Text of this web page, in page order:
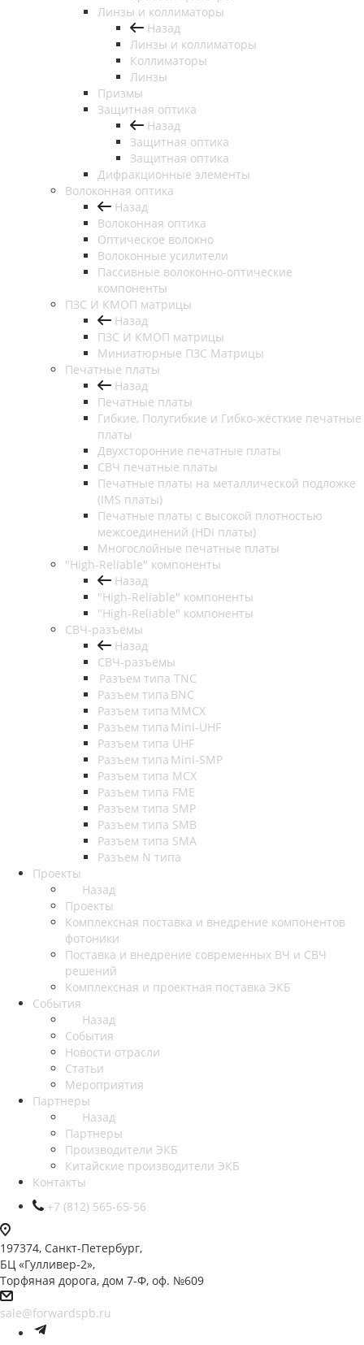
Линзы и коллиматоры
Назад
Линзы и коллиматоры
Коллиматоры
Линзы
Призмы
Защитная оптика
Назад
Защитная оптика
Защитная оптика
Дифракционные элементы
Волоконная оптика
Назад
Волоконная оптика
Оптическое волокно
Волоконные усилители
Пассивные волоконно-оптические
компоненты
ПЗС И КМОП матрицы
Назад
ПЗС И КМОП матрицы
Миниатюрные ПЗС Матрицы
Печатные платы
Назад
Печатные платы
Гибкие, Полугибкие и Гибко-жёсткие печатные
платы
Двухсторонние печатные платы
СВЧ печатные платы
Печатные платы на металлической подложке
(IMS платы)
Печатные платы с высокой плотностью
межсоединений (HDI платы)
Многослойные печатные платы
"High-Reliable" компоненты
Назад
"High-Reliable" компоненты
"High-Reliable" компоненты
СВЧ-разъёмы
Назад
СВЧ-разъёмы
Разъем типа TNC
Разъем типа BNC
Разъем типа MMCX
Разъем типа Mini-UHF
Разъем типа UHF
Разъем типа Mini-SMP
Разъем типа MCX
Разъем типа FME
Разъем типа SMP
Разъем типа SMB
Разъем типа SMA
Разъем N типа
Проекты
Назад
Проекты
Комплексная поставка и внедрение компонентов
фотоники
Поставка и внедрение современных ВЧ и СВЧ
решений
Комплексная и проектная поставка ЭКБ
События
Назад
События
Новости отрасли
Статьи
Мероприятия
Партнеры
Назад
Партнеры
Производители ЭКБ
Китайские производители ЭКБ
Контакты
+7 (812) 565-65-56
197374, Санкт-Петербург,
БЦ «Гулливер-2»,
Торфяная дорога, дом 7-Ф, оф. №609
sale@forwardspb.ru